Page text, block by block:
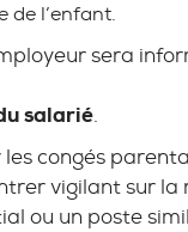
de l’enfant.
sera
salarié.
congés
vigilant sur
ou un poste